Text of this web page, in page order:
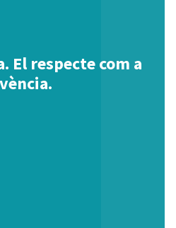
El respecte com a